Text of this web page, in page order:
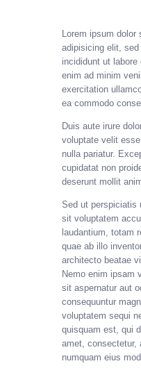
Lorem ipsum
adipisicing elit,
incididunt ut
enim ad minim
exercitation
ea commodo
Duis aute irure
voluptate velit
nulla pariatur.
cupidatat non
deserunt mollit
Sed ut perspiciatis
sit voluptatem
laudantium, totam
quae ab illo
architecto beatae
Nemo enim ipsam
sit aspernatur aut
consequuntur
voluptatem sequi
quisquam est, qui
amet, consectetur,
numquam eius